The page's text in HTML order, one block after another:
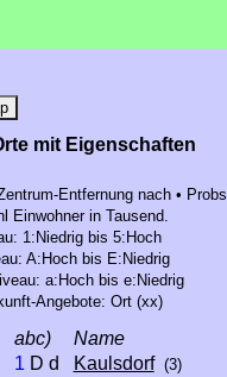
mit Eigenschaften
Entfernung nach •
Einwohner in Tausend.
1:Niedrig bis 5:Hoch
A:Hoch bis E:Niedrig
a:Hoch bis e:Niedrig
Angebote: Ort (xx)
abc)
Name
1 D d Kaulsdorf (3)